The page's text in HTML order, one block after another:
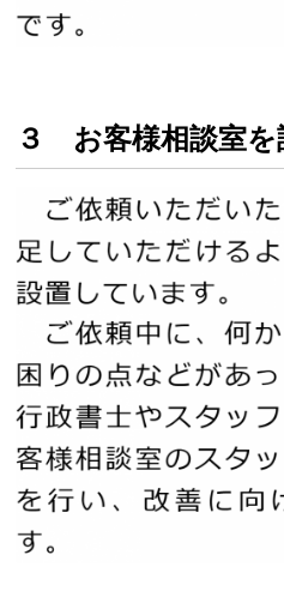
３ お客様相談室を